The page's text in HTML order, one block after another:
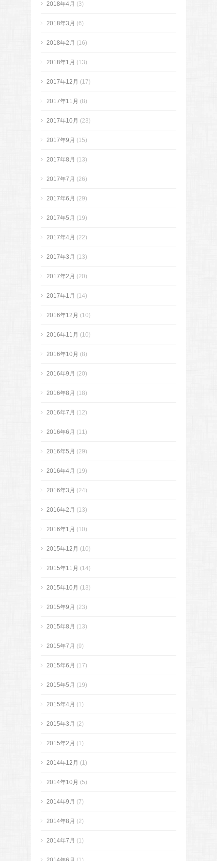
2018年4月 (3)
2018年3月 (6)
2018年2月 (16)
2018年1月 (13)
2017年12月 (17)
2017年11月 (8)
2017年10月 (23)
2017年9月 (15)
2017年8月 (13)
2017年7月 (26)
2017年6月 (29)
2017年5月 (19)
2017年4月 (22)
2017年3月 (13)
2017年2月 (20)
2017年1月 (14)
2016年12月 (10)
2016年11月 (10)
2016年10月 (8)
2016年9月 (20)
2016年8月 (18)
2016年7月 (12)
2016年6月 (11)
2016年5月 (29)
2016年4月 (19)
2016年3月 (24)
2016年2月 (13)
2016年1月 (10)
2015年12月 (10)
2015年11月 (14)
2015年10月 (13)
2015年9月 (23)
2015年8月 (13)
2015年7月 (9)
2015年6月 (17)
2015年5月 (19)
2015年4月 (1)
2015年3月 (2)
2015年2月 (1)
2014年12月 (1)
2014年10月 (5)
2014年9月 (7)
2014年8月 (2)
2014年7月 (1)